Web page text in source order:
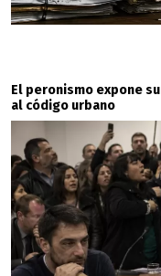
El peronismo expone
al código urbano